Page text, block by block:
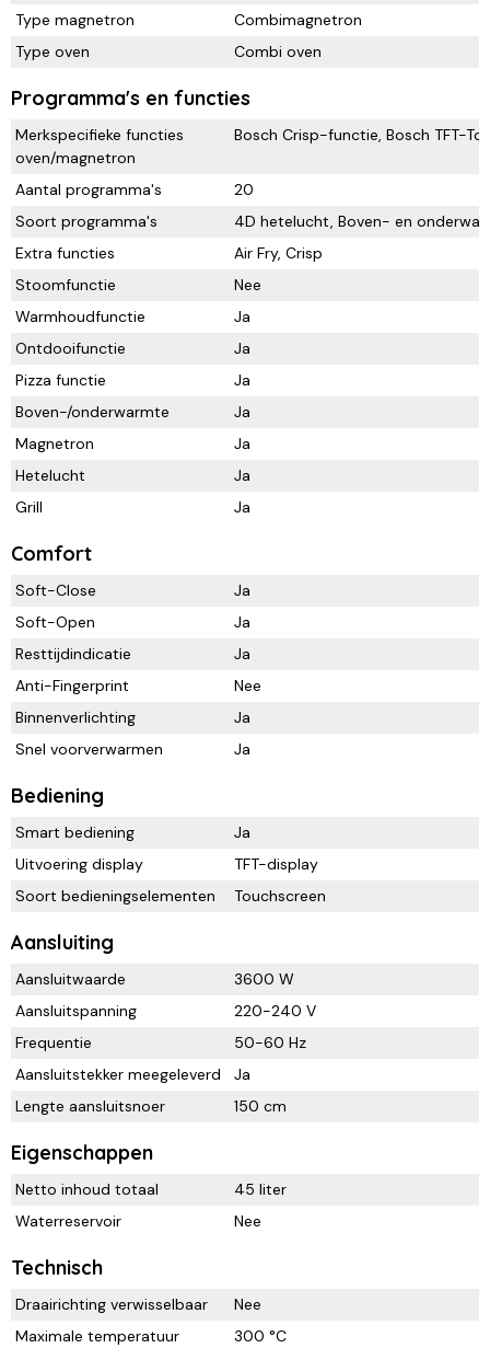
Type magnetron
Combimagnetron
Type oven
Combi oven
Programma's en functies
Merkspecifieke functies
oven/magnetron
Bosch Crisp-functie, Bosch TFT-
Aantal programma's
20
Soort programma's
4D hetelucht, Boven- en
Extra functies
Air Fry, Crisp
Stoomfunctie
Nee
Warmhoudfunctie
Ja
Ontdooifunctie
Ja
Pizza functie
Ja
Boven-/onderwarmte
Ja
Magnetron
Ja
Hetelucht
Ja
Grill
Ja
Comfort
Soft-Close
Ja
Soft-Open
Ja
Resttijdindicatie
Ja
Anti-Fingerprint
Nee
Binnenverlichting
Ja
Snel voorverwarmen
Ja
Bediening
Smart bediening
Ja
Uitvoering display
TFT-display
Soort bedieningselementen
Touchscreen
Aansluiting
Aansluitwaarde
3600 W
Aansluitspanning
220-240 V
Frequentie
50-60 Hz
Aansluitstekker meegeleverd
Ja
Lengte aansluitsnoer
150 cm
Eigenschappen
Netto inhoud totaal
45 liter
Waterreservoir
Nee
Technisch
Draairichting verwisselbaar
Nee
Maximale temperatuur
300 °C